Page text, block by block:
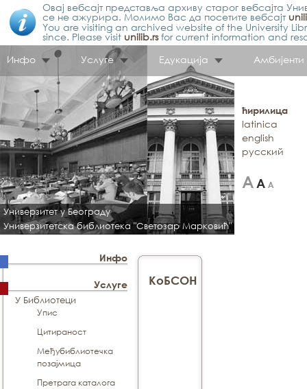
Овај вебсајт представља архиву старог вебсајта
се не ажурира. Молимо Вас да посетите вебсајт
You are visiting an archived website of the University
since. Please visit unilib.rsfor current information and
Инфо
Услуге Едукација Амбијенти
Универзитет у Београду
Универзитетска библиотека "Светозар Марковић"
ћирилица
latinica
english
русский
Инфо
Услуге
У Библиотеци
Упис
Цитираност
Међубиблиотечка
позајмица
Претрага каталога
КоБСОН